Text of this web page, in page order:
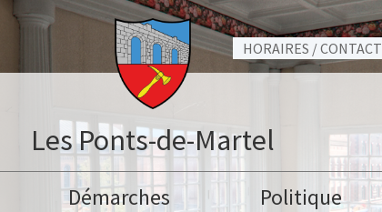
HORAIRES / CONTACT
Les Ponts-de-Martel
Démarches
Politique